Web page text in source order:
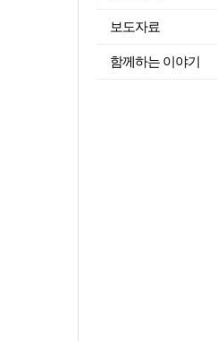
보도자료
함께하는 이야기